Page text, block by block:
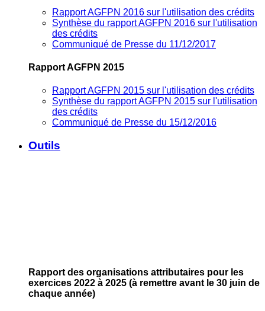
Rapport AGFPN 2016 sur l'utilisation des crédits
Synthèse du rapport AGFPN 2016 sur l'utilisation
des crédits
Communiqué de Presse du 11/12/2017
Rapport AGFPN 2015
Rapport AGFPN 2015 sur l'utilisation des crédits
Synthèse du rapport AGFPN 2015 sur l'utilisation
des crédits
Communiqué de Presse du 15/12/2016
Outils
Rapport des organisations attributaires pour les
exercices 2022 à 2025 (à remettre avant le 30 juin de
chaque année)